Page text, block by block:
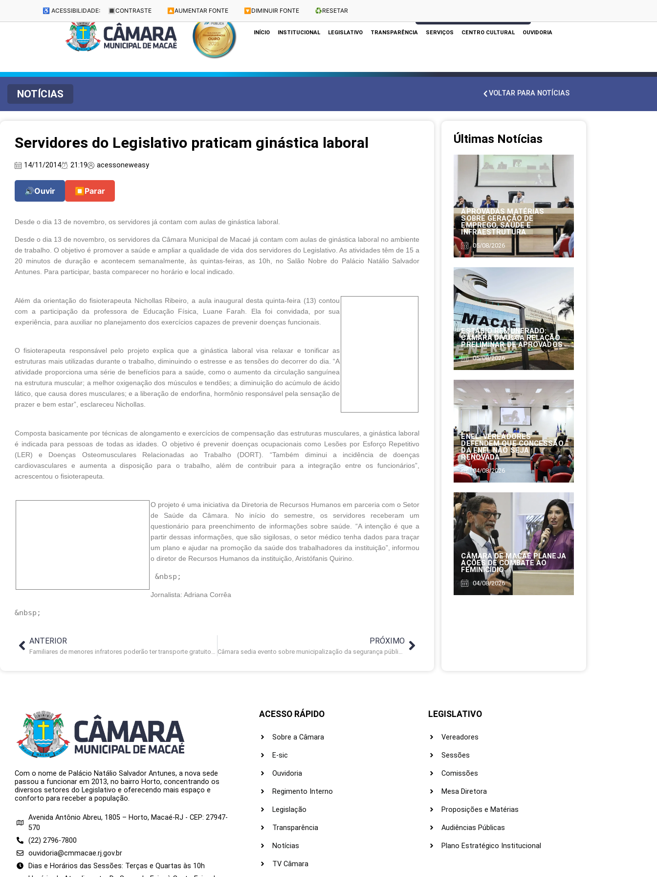
♿ ACESSIBILIDADE: 🔳 CONTRASTE 🔼 AUMENTAR FONTE 🔽 DIMINUIR FONTE ♻️RESETAR
Dias e Horários das Sessões: Terças e Quartas às 10h
INÍCIO INSTITUCIONAL LEGISLATIVO TRANSPARÊNCIA SERVIÇOS CENTRO CULTURAL OUVIDORIA
NOTÍCIAS VOLTAR PARA NOTÍCIAS
Servidores do Legislativo praticam ginástica laboral
14/11/2014 21:19 acessoneweasy
🔊Ouvir ⏹ Parar
Desde o dia 13 de novembro, os servidores já contam com aulas de ginástica laboral.
Desde o dia 13 de novembro, os servidores da Câmara Municipal de Macaé já contam com aulas de ginástica laboral no ambiente
de trabalho. O objetivo é promover a saúde e ampliar a qualidade de vida dos servidores do Legislativo. As atividades têm de 15 a
20 minutos de duração e acontecem semanalmente, às quintas-feiras, as 10h, no Salão Nobre do Palácio Natálio Salvador
Antunes. Para participar, basta comparecer no horário e local indicado.
Além da orientação do fisioterapeuta Nichollas Ribeiro, a aula inaugural desta quinta-feira (13) contou
com a participação da professora de Educação Física, Luane Farah. Ela foi convidada, por sua
experiência, para auxiliar no planejamento dos exercícios capazes de prevenir doenças funcionais.
O fisioterapeuta responsável pelo projeto explica que a ginástica laboral visa relaxar e tonificar as
estruturas mais utilizadas durante o trabalho, diminuindo o estresse e as tensões do decorrer do dia.“A
atividade proporciona uma série de benefícios para a saúde, como o aumento da circulação sanguínea
na estrutura muscular; a melhor oxigenação dos músculos e tendões; a diminuição do acúmulo de ácido
lático, que causa dores musculares; e a liberação de endorfina, hormônio responsável pela sensação de
prazer e bem estar”, esclareceu Nichollas.
Composta basicamente por técnicas de alongamento e exercícios de compensação das estruturas musculares, a ginástica laboral
é indicada para pessoas de todas as idades. O objetivo é prevenir doenças ocupacionais como Lesões por Esforço Repetitivo
(LER) e Doenças Osteomusculares Relacionadas ao Trabalho (DORT). “Também diminui a incidência de doenças
cardiovasculares e aumenta a disposição para o trabalho, além de contribuir para a integração entre os funcionários”,
acrescentou o fisioterapeuta.
O projeto é uma iniciativa da Diretoria de Recursos Humanos em parceria com o Setor
de Saúde da Câmara. No início do semestre, os servidores receberam um
questionário para preenchimento de informações sobre saúde. “A intenção é que a
partir dessas informações, que são sigilosas, o setor médico tenha dados para traçar
um plano e ajudar na promoção da saúde dos trabalhadores da instituição”, informou
o diretor de Recursos Humanos da instituição, Aristófanis Quirino.
Jornalista: Adriana Corrêa
ANTERIOR PRÓXIMO
Últimas Notícias
APROVADAS MATÉRIAS
SOBRE GERAÇÃO DE
EMPREGO, SAÚDE E
INFRAESTRUTURA
05/08/2026
ESTÁGIO REMUNERADO:
CÂMARA DIVULGA RELAÇÃO
PRELIMINAR DE APROVADOS
05/08/2026
ENEL: VEREADORES
DEFENDEM QUE CONCESSÃO
DA ENEL NÃO SEJA
RENOVADA
04/08/2026
CÂMARA DE MACAÉ PLANEJA
AÇÕES DE COMBATE AO
FEMINICÍDIO
04/08/2026
Com o nome de Palácio Natálio Salvador Antunes, a nova sede
passou a funcionar em 2013, no bairro Horto, concentrando os
diversos setores do Legislativo e oferecendo mais espaço e
conforto para receber a população.
Avenida Antônio Abreu, 1805 – Horto, Macaé-RJ - CEP: 27947-
570
(22) 2796-7800
ouvidoria@cmmacae.rj.gov.br
Dias e Horários das Sessões: Terças e Quartas às 10h
ACESSO RÁPIDO
Sobre a Câmara
E-sic
Ouvidoria
Regimento Interno
Legislação
Transparência
Notícias
TV Câmara
LEGISLATIVO
Vereadores
Sessões
Comissões
Mesa Diretora
Proposições e Matérias
Audiências Públicas
Plano Estratégico Institucional